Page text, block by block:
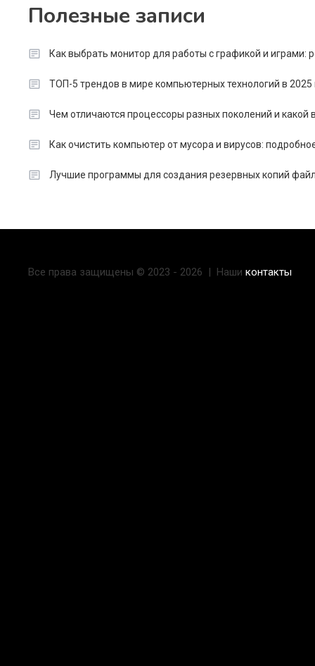
Полезные записи
Как выбрать монитор для работы с графикой и играми:
ТОП-5 трендов в мире компьютерных технологий в 2025
Чем отличаются процессоры разных поколений и какой
Как очистить компьютер от мусора и вирусов:
Лучшие программы для создания резервных копий
Все права защищены © 2023 - 2026 | Наши контакты